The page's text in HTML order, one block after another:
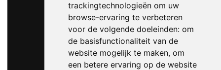
trackingtechnologieën om uw
browse-ervaring te verbeteren
voor de volgende doeleinden: om
de basisfunctionaliteit van de
website mogelijk te maken, om
een betere ervaring op de website